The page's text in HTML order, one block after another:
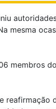
mesma
membros